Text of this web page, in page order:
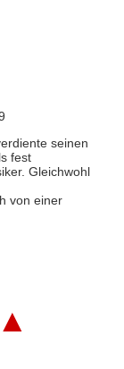
seinen
fest
Gleichwohl
von einer
▲